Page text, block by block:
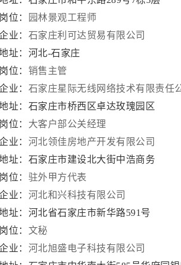
位：
园林景观工程师
业： 石家庄利可达贸易有限公司
址：河北-石家庄
位： 销售主管
业： 石家庄星际无线网络技术有限责任
址：石家庄市桥西区卓达玫瑰园区
位： 大客户部公关经理
业： 河北领佳房地产开发有限公司
址：石家庄市建设北大街中浩商务
位： 驻外甲方代表
业： 河北和兴科技有限公司
址：河北省石家庄市新华路591号
位： 文秘
业： 河北旭盛电子科技有限公司